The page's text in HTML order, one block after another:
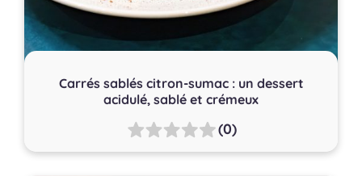
Carrés sablés citron-sumac : un dessert
acidulé, sablé et crémeux
(0)